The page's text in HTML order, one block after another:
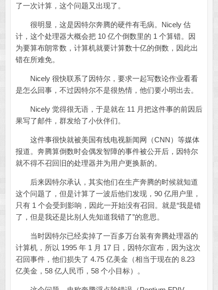
了一次计算，这个问题又出现了。
很明显，这是因特尔奔腾的硬件有毛病。Nicely 估
计，这个处理器大概会把 10 亿个倒数里的 1 个算错。因
为要算布朗常数，计算机就要计算数十亿的倒数，因此出
错在所难免。
Nicely 很快联系了因特尔，要求一起写数论作业看看
是怎么回事，不过因特尔不是很热情，他们要小明出去。
Nicely 觉得很无语，于是就在 11 月把这件事的前因后
果写了邮件，群发给了小伙伴们。
这件事很快就被美国有线电视新闻网（CNN）等媒体
报道。奔腾算倒数时会偶发智障的事件被公开后，因特尔
就不得不召回旧的处理器并为用户更换新的。
后来因特尔承认，其实他们在生产奔腾的时候就知道
这个问题了，但是计算了一波后他们发现，90 亿用户里，
只有 1 个会受到影响，因此一开始没有召回。就是“我是错
了，但是我还是比别人先知道我错了”的意思。
当时因特尔已经卖掉了一百多万台装有奔腾处理器的
计算机，所以 1995 年 1 月 17 日，因特尔宣布，因为这次
召回事件，他们损失了 4.75 亿美金（相当于现在的 8.23
亿美金，58 亿人民币，58 个小目标）。